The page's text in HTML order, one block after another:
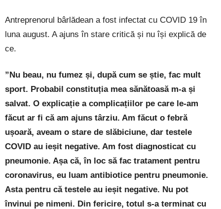
Antreprenorul bârlădean a fost infectat cu COVID 19 în
luna august. A ajuns în stare critică și nu își explică de
ce.
”Nu beau, nu fumez și, după cum se știe, fac mult
sport. Probabil constituția mea sănătoasă m-a și
salvat. O explicație a complicațiilor pe care le-am
făcut ar fi că am ajuns târziu. Am făcut o febră
ușoară, aveam o stare de slăbiciune, dar testele
COVID au ieșit negative. Am fost diagnosticat cu
pneumonie. Așa că, în loc să fac tratament pentru
coronavirus, eu luam antibiotice pentru pneumonie.
Asta pentru că testele au ieșit negative. Nu pot
învinui pe nimeni. Din fericire, totul s-a terminat cu